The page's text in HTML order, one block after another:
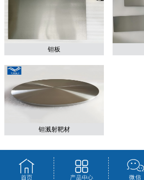
钽板
钽溅射靶材